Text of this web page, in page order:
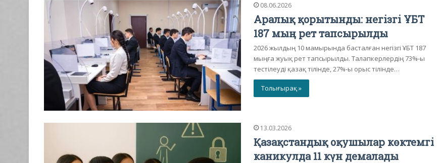
08.06.2026
Аралық қорытынды: негізгі ҰБТ
187 мың рет тапсырылды
2026 жылдың 10 мамырында басталған негізгі ҰБТ 187
мыңға жуық рет тапсырылды. Талапкерлердің 73%-ы
тестілеуді қазақ тілінде, 27%-ы орыс тілінде…
Толығырақ »
13.03.2026
Қазақстандық оқушылар көктемгі
каникулда 11 күн демалады